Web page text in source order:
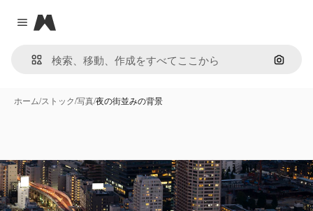
Close menu
Magnific
画像で
ホーム/ストック/写真/夜の街並みの背景